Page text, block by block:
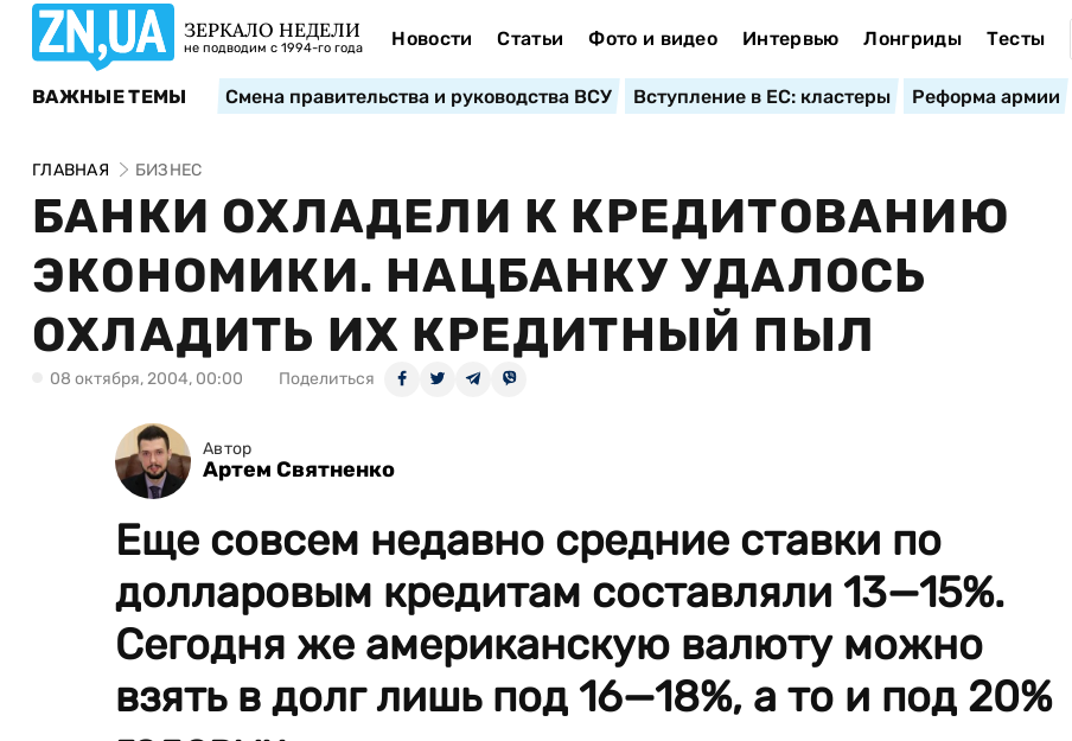
ЗЕРКАЛО НЕДЕЛИ
не подводим с 1994-го года Новости Статьи Фото и видео Интервью Лонгриды Тесты
ВАЖНЫЕ ТЕМЫ Смена правительства и руководства ВСУ Вступление в ЕС: кластеры Реформа армии
ГЛАВНАЯ БИЗНЕС
БАНКИ ОХЛАДЕЛИ К КРЕДИТОВАНИЮ
ЭКОНОМИКИ. НАЦБАНКУ УДАЛОСЬ
ОХЛАДИТЬ ИХ КРЕДИТНЫЙ ПЫЛ
08 октября, 2004, 00:00 Поделиться
Автор
Артем Святненко
Еще совсем недавно средние ставки по
долларовым кредитам составляли 13—15%.
Сегодня же американскую валюту можно
взять в долг лишь под 16—18%, а то и под 20%